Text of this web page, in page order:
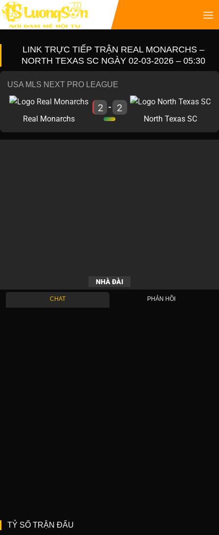
LINK TRỰC TIẾP TRẬN REAL MONARCHS –
NORTH TEXAS SC NGÀY 02-03-2026 – 05:30
USA MLS NEXT PRO LEAGUE
Real Monarchs
2 - 2
North Texas SC
NHÀ ĐÀI
CHAT PHẢN HỒI
TỶ SỐ TRẬN ĐẤU